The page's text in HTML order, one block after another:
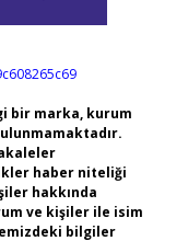
bir marka, kurum
haber niteliği
hakkında
ve kişiler ile isim
bilgiler